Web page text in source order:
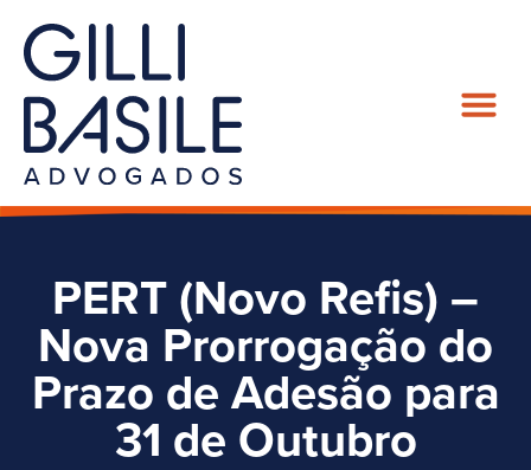
PERT (Novo Refis) –
Nova Prorrogação do
Prazo de Adesão para
31 de Outubro